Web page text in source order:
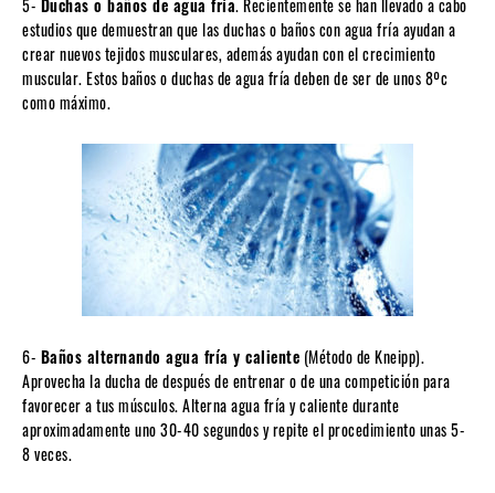
5- Duchas o baños de agua fría. Recientemente se han llevado a cabo
estudios que demuestran que las duchas o baños con agua fría ayudan a
crear nuevos tejidos musculares, además ayudan con el crecimiento
muscular. Estos baños o duchas de agua fría deben de ser de unos 8ºc
como máximo.
6- Baños alternando agua fría y caliente (Método de Kneipp).
Aprovecha la ducha de después de entrenar o de una competición para
favorecer a tus músculos. Alterna agua fría y caliente durante
aproximadamente uno 30-40 segundos y repite el procedimiento unas 5-
8 veces.